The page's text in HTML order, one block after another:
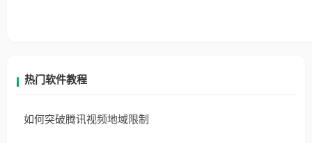
热门软件教程
如何突破腾讯视频地域限制